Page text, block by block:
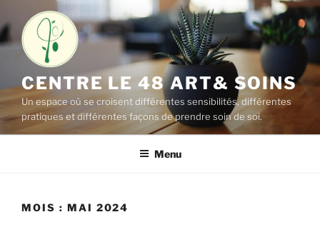
au
contenu
principal
CENTRE LE 48 ART& SOINS
Un espace où se croisent différentes sensibilités, différentes
pratiques et différentes façons de prendre soin de soi.
Menu
MOIS : MAI 2024